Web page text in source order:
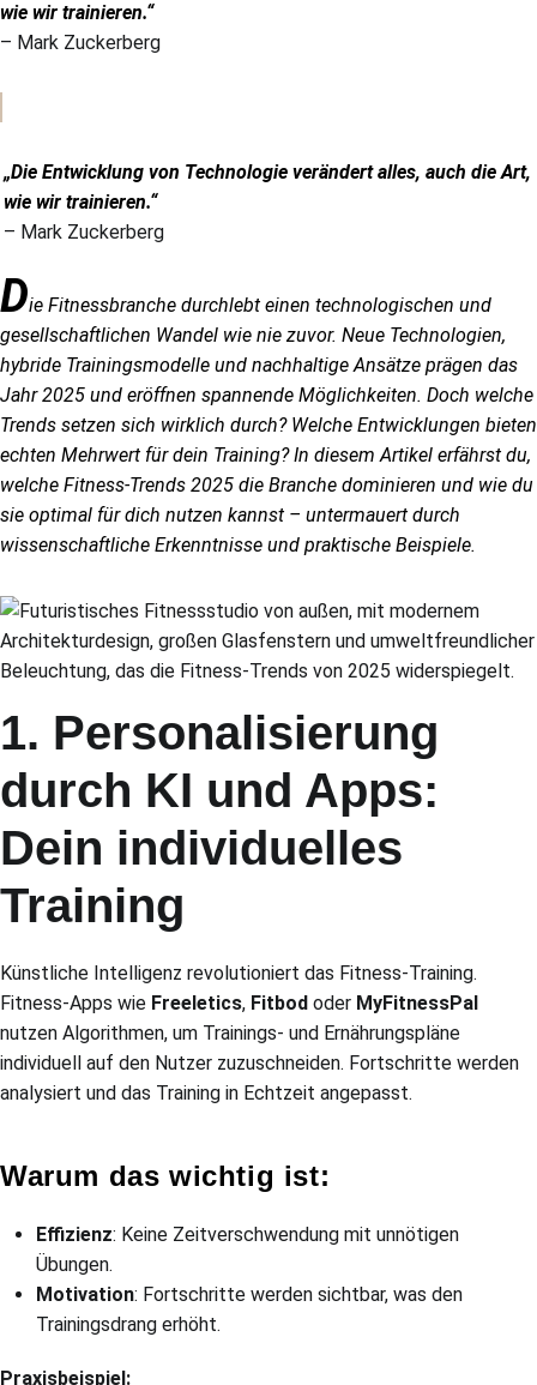
wie wir trainieren.“
– Mark Zuckerberg
„Die Entwicklung von Technologie verändert alles, auch die Art,
wie wir trainieren.“
– Mark Zuckerberg
Die Fitnessbranche durchlebt einen technologischen und
gesellschaftlichen Wandel wie nie zuvor. Neue Technologien,
hybride Trainingsmodelle und nachhaltige Ansätze prägen das
Jahr 2025 und eröffnen spannende Möglichkeiten. Doch welche
Trends setzen sich wirklich durch? Welche Entwicklungen bieten
echten Mehrwert für dein Training? In diesem Artikel erfährst du,
welche Fitness-Trends 2025 die Branche dominieren und wie du
sie optimal für dich nutzen kannst – untermauert durch
wissenschaftliche Erkenntnisse und praktische Beispiele.
1. Personalisierung
durch KI und Apps:
Dein individuelles
Training
Künstliche Intelligenz revolutioniert das Fitness-Training.
Fitness-Apps wie Freeletics, Fitbod oder MyFitnessPal
nutzen Algorithmen, um Trainings- und Ernährungspläne
individuell auf den Nutzer zuzuschneiden. Fortschritte werden
analysiert und das Training in Echtzeit angepasst.
Warum das wichtig ist:
Effizienz: Keine Zeitverschwendung mit unnötigen
Übungen.
Motivation: Fortschritte werden sichtbar, was den
Trainingsdrang erhöht.
Praxisbeispiel: